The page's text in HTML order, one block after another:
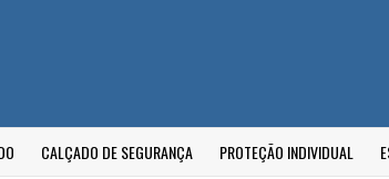
CALÇADO DE SEGURANÇA PROTEÇÃO INDIVIDUAL